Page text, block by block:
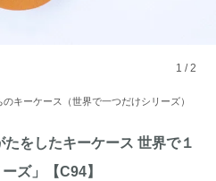
1 /2
のキーケース（世界で一つだけシリーズ）
たをしたキーケース 世界で１
ズ」【C94】